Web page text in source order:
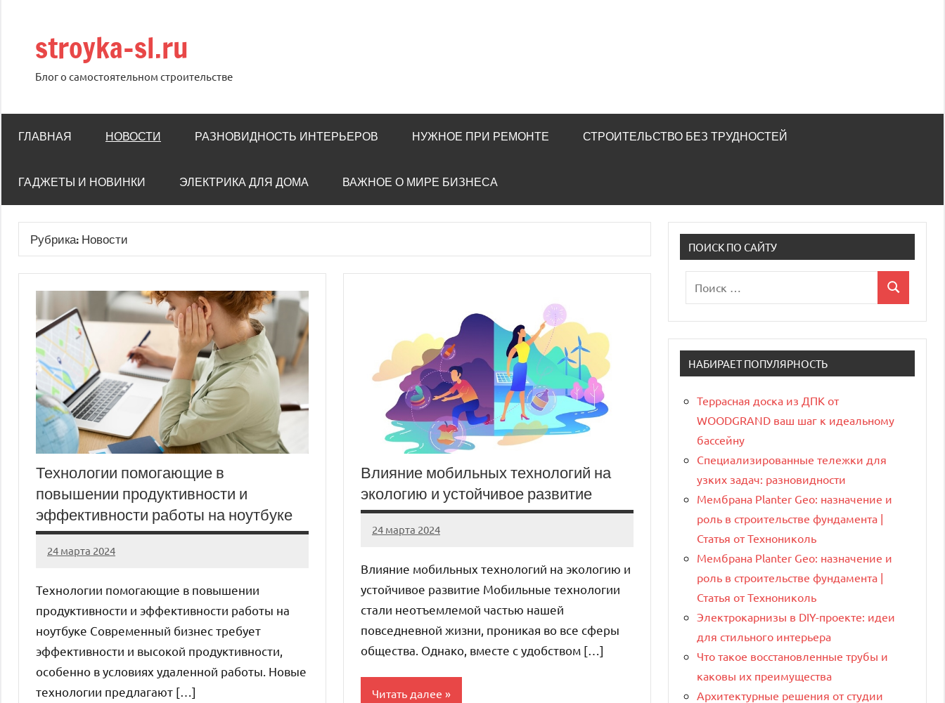
содержимому
stroyka-sl.ru
Блог о самостоятельном строительстве
ГЛАВНАЯ НОВОСТИ РАЗНОВИДНОСТЬ ИНТЕРЬЕРОВ НУЖНОЕ ПРИ РЕМОНТЕ СТРОИТЕЛЬСТВО БЕЗ ТРУДНОСТЕЙ
ГАДЖЕТЫ И НОВИНКИ ЭЛЕКТРИКА ДЛЯ ДОМА ВАЖНОЕ О МИРЕ БИЗНЕСА
Рубрика: Новости
Технологии помогающие в
повышении продуктивности и
эффективности работы на ноутбуке
24 марта 2024
stroyka_sl_r
Нет
Технологии помогающие в повышении
продуктивности и эффективности работы на
ноутбуке Современный бизнес требует
эффективности и высокой продуктивности,
особенно в условиях удаленной работы. Новые
технологии предлагают […]
Влияние мобильных технологий на
экологию и устойчивое развитие
24 марта 2024
stroyka_sl_r
Нет
Влияние мобильных технологий на экологию и
устойчивое развитие Мобильные технологии
стали неотъемлемой частью нашей
повседневной жизни, проникая во все сферы
общества. Однако, вместе с удобством […]
Читать далее
ПОИСК ПО САЙТУ
для:
Поиск
НАБИРАЕТ ПОПУЛЯРНОСТЬ
Террасная доска из ДПК от
WOODGRAND ваш шаг к идеальному
бассейну
Специализированные тележки для
узких задач: разновидности
Мембрана Planter Geo: назначение и
роль в строительстве фундамента |
Статья от Технониколь
Мембрана Planter Geo: назначение и
роль в строительстве фундамента |
Статья от Технониколь
Электрокарнизы в DIY-проекте: идеи
для стильного интерьера
Что такое восстановленные трубы и
каковы их преимущества
Архитектурные решения от студии